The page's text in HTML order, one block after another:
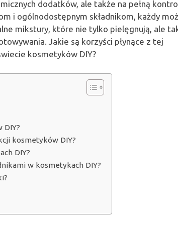
dodatków, ale także na pełną
i ogólnodostępnym składnikom, każdy
mikstury, które nie tylko pielęgnują, ale
Jakie są korzyści płynące z tej
kosmetyków DIY?
DIY?
kosmetyków DIY?
DIY?
w kosmetykach DIY?